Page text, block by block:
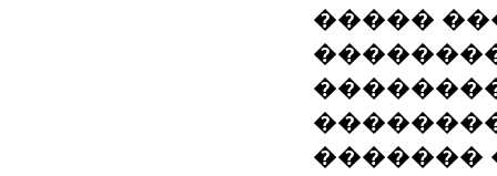
�����
�������